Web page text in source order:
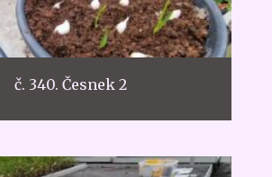
č. 340. Česnek 2